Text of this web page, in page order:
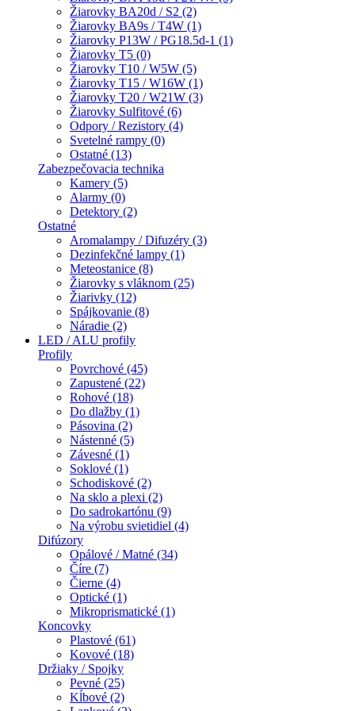
Žiarovky BA20d / S2 (2)
Žiarovky BA9s / T4W (1)
Žiarovky P13W / PG18.5d-1 (1)
Žiarovky T5 (0)
Žiarovky T10 / W5W (5)
Žiarovky T15 / W16W (1)
Žiarovky T20 / W21W (3)
Žiarovky Sulfitové (6)
Odpory / Rezistory (4)
Svetelné rampy (0)
Ostatné (13)
Zabezpečovacia technika
Kamery (5)
Alarmy (0)
Detektory (2)
Ostatné
Aromalampy / Difuzéry (3)
Dezinfekčné lampy (1)
Meteostanice (8)
Žiarovky s vláknom (25)
Žiarivky (12)
Spájkovanie (8)
Náradie (2)
LED / ALU profily
Profily
Povrchové (45)
Zapustené (22)
Rohové (18)
Do dlažby (1)
Pásovina (2)
Nástenné (5)
Závesné (1)
Soklové (1)
Schodiskové (2)
Na sklo a plexi (2)
Do sadrokartónu (9)
Na výrobu svietidiel (4)
Difúzory
Opálové / Matné (34)
Číre (7)
Čierne (4)
Optické (1)
Mikroprismatické (1)
Koncovky
Plastové (61)
Kovové (18)
Držiaky / Spojky
Pevné (25)
Kĺbové (2)